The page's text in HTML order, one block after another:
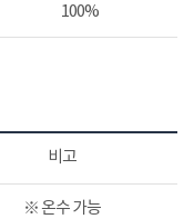
100%
비고
※ 온수 가능